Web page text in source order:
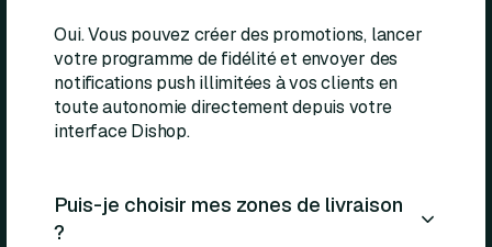
Oui. Vous pouvez créer des promotions, lancer
votre programme de fidélité et envoyer des
notifications push illimitées à vos clients en
toute autonomie directement depuis votre
interface Dishop.
Puis-je choisir mes zones de livraison
?